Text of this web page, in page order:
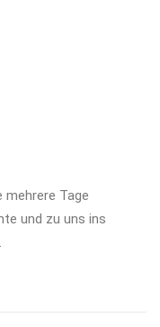
mehrere Tage
und zu uns ins